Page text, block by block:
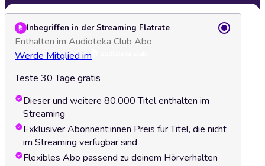
Inbegriffen in der Streaming Flatrate
Enthalten im Audioteka Club Abo
Werde Mitglied im
Teste 30 Tage gratis
Dieser und weitere 80.000 Titel enthalten im
Streaming
Exklusiver Abonnent:innen Preis für Titel, die nicht
im Streaming verfügbar sind
Flexibles Abo passend zu deinem Hörverhalten